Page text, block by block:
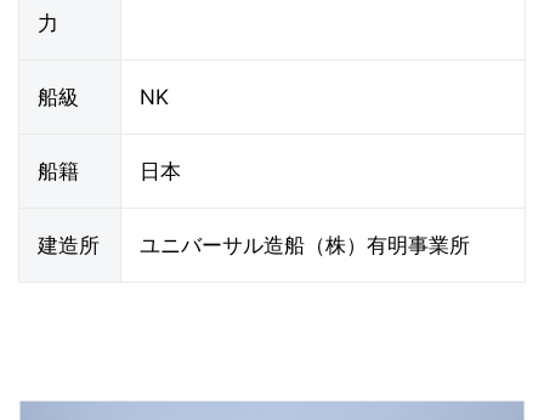
力
船級 NK
船籍 日本
建造所 ユニバーサル造船（株）有明事業所